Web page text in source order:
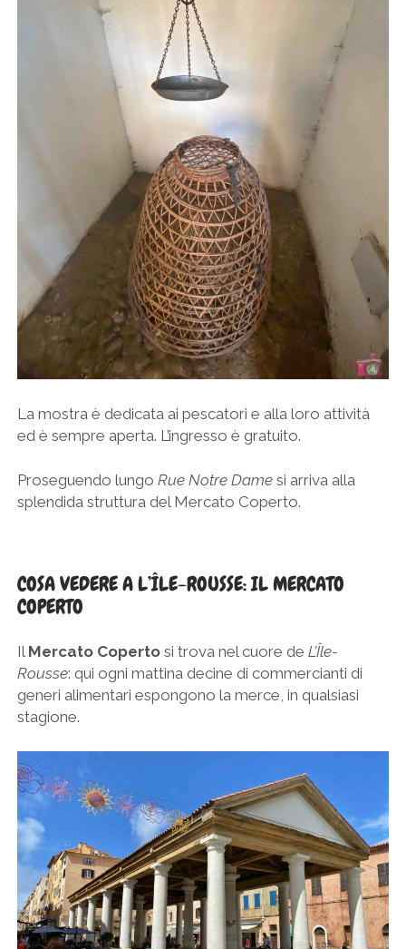
La mostra è dedicata ai pescatori e alla loro attività
ed è sempre aperta. L’ingresso è gratuito.
Proseguendo lungo Rue Notre Damesi arriva alla
splendida struttura del Mercato Coperto.
COSA VEDERE A L’ÎLE-ROUSSE: IL MERCATO
COPERTO
Il Mercato Copertosi trova nel cuore de L’Île-
Rousse: qui ogni mattina decine di commercianti di
generi alimentari espongono la merce, in qualsiasi
stagione.